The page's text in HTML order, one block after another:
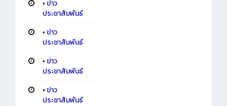
• ข่าว
ประชาสัมพันธ์
• ข่าว
ประชาสัมพันธ์
• ข่าว
ประชาสัมพันธ์
• ข่าว
ประชาสัมพันธ์